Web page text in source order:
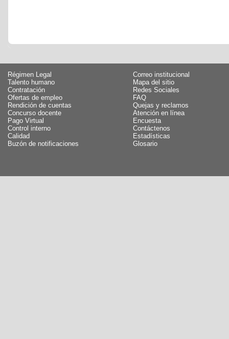
Régimen Legal
Talento humano
Contratación
Ofertas de empleo
Rendición de cuentas
Concurso docente
Pago Virtual
Control interno
Calidad
Buzón de notificaciones
Correo institucional
Mapa del sitio
Redes Sociales
FAQ
Quejas y reclamos
Atención en línea
Encuesta
Contáctenos
Estadísticas
Glosario